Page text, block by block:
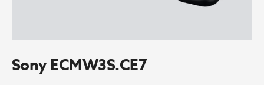
Sony ECMW3S.CE7